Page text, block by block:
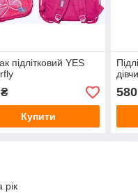
підлітковий YES
Купити
580
рік